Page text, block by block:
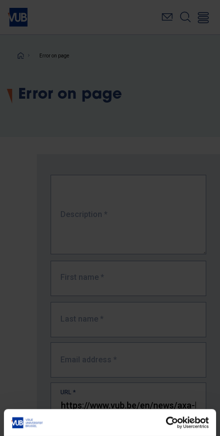
Skip
main
Breadcrumb
Error on page
Error on page
Description *
First name *
Last name *
Email address *
URL *
The full URL of the page where you encountered the error.